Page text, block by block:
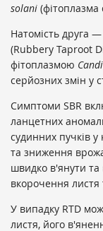
solani (фітоплазма
Натомість друга —
(Rubbery Taproot
фітоплазмою
серйозних змін у
Симптоми SBR
ланцетних
судинних пучків
та зниження
швидко в'янути та
вкорочення листя
У випадку RTD
листя, його